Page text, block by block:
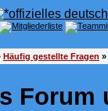
Häufig gestellte Fragen
Forum